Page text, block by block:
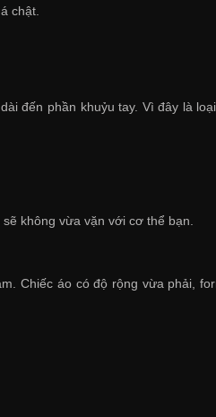
chật.
đến phần khuỷu tay. Vì đây là
không vừa vặn với cơ thể bạn.
. Chiếc áo có độ rộng vừa phải,